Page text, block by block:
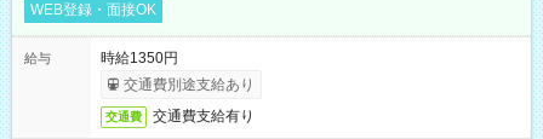
WEB登録・面接OK
給与
時給1350円
交通費別途支給あり
交通費 交通費支給有り